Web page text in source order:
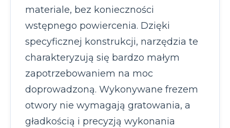
materiale, bez konieczności
wstępnego powiercenia. Dzięki
specyficznej konstrukcji, narzędzia te
charakteryzują się bardzo małym
zapotrzebowaniem na moc
doprowadzoną. Wykonywane frezem
otwory nie wymagają gratowania, a
gładkością i precyzją wykonania